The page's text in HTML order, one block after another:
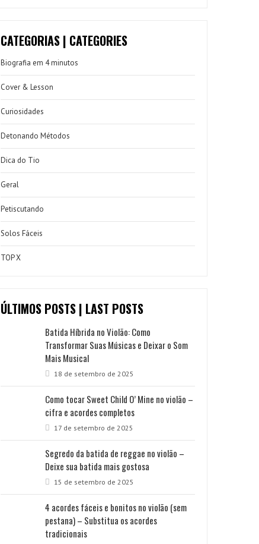
CATEGORIAS | CATEGORIES
Biografia em 4 minutos
Cover & Lesson
Curiosidades
Detonando Métodos
Dica do Tio
Geral
Petiscutando
Solos Fáceis
TOP X
ÚLTIMOS POSTS | LAST POSTS
Batida Híbrida no Violão: Como
Transformar Suas Músicas e Deixar o Som
Mais Musical
18 de setembro de 2025
Como tocar Sweet Child O’ Mine no violão –
cifra e acordes completos
17 de setembro de 2025
Segredo da batida de reggae no violão –
Deixe sua batida mais gostosa
15 de setembro de 2025
4 acordes fáceis e bonitos no violão (sem
pestana) – Substitua os acordes
tradicionais